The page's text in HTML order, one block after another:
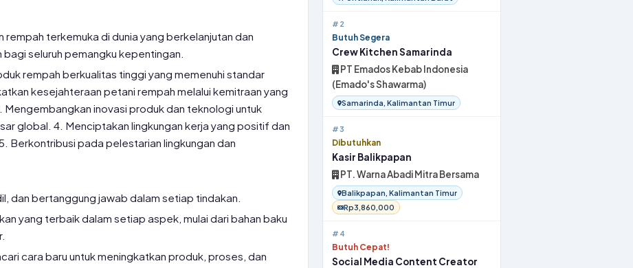
rempah terkemuka di dunia yang berkelanjutan dan
seluruh pemangku kepentingan.
rempah berkualitas tinggi yang memenuhi standar
kesejahteraan petani rempah melalui kemitraan yang
Mengembangkan inovasi produk dan teknologi untuk
global. 4. Menciptakan lingkungan kerja yang positif dan
Berkontribusi pada pelestarian lingkungan dan
dan bertanggung jawab dalam setiap tindakan.
yang terbaik dalam setiap aspek, mulai dari bahan baku
cara baru untuk meningkatkan produk, proses, dan
#2
Butuh Segera
Crew Kitchen Samarinda
PT Emados Kebab Indonesia
(Emado's Shawarma)
Samarinda, Kalimantan Timur
#3
Dibutuhkan
Kasir Balikpapan
PT. Warna Abadi Mitra Bersama
Balikpapan, Kalimantan Timur
Rp3,860,000
#4
Butuh Cepat!
Social Media Content Creator